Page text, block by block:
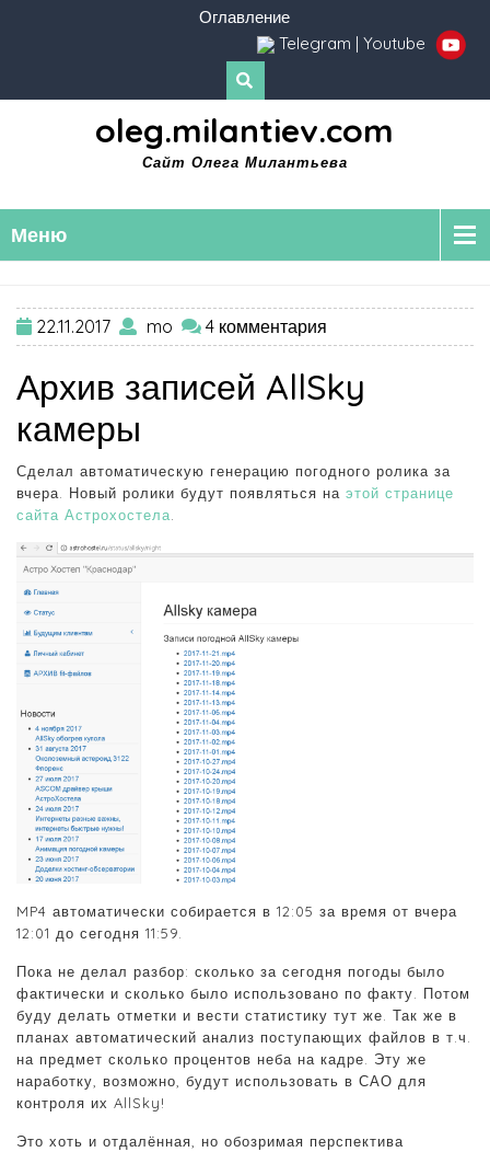
Оглавление
Telegram | Youtube
oleg.milantiev.com
Сайт Олега Милантьева
Меню
22.11.2017 mo 4 комментария
Архив записей AllSky
камеры
Сделал автоматическую генерацию погодного ролика за
вчера. Новый ролики будут появляться на этой странице
сайта Астрохостела
MP4 автоматически собирается в 12:05 за время от вчера
12:01 до сегодня 11:59.
Пока не делал разбор: сколько за сегодня погоды было
фактически и сколько было использовано по факту. Потом
буду делать отметки и вести статистику тут же. Так же в
планах автоматический анализ поступающих файлов в т.ч.
на предмет сколько процентов неба на кадре. Эту же
наработку, возможно, будут использовать в САО для
контроля их AllSky!
Это хоть и отдалённая, но обозримая перспектива